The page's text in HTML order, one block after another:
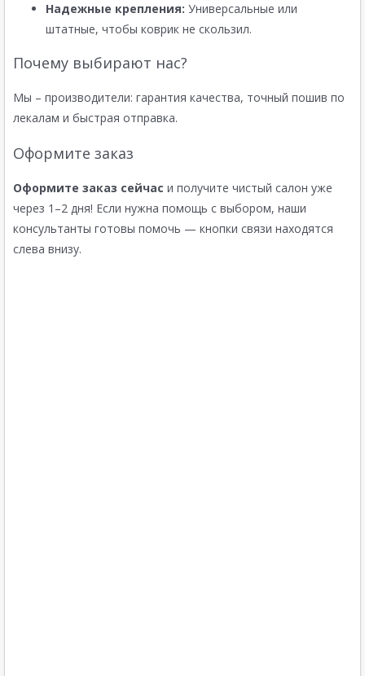
Надежные крепления: Универсальные или
штатные, чтобы коврик не скользил.
Почему выбирают нас?
Мы – производители: гарантия качества, точный пошив по
лекалам и быстрая отправка.
Оформите заказ
Оформите заказ сейчас и получите чистый салон уже
через 1–2 дня! Если нужна помощь с выбором, наши
консультанты готовы помочь — кнопки связи находятся
слева внизу.